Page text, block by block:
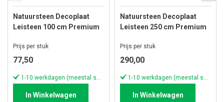
Natuursteen Decoplaat
Leisteen 100 cm Premium
Prijs per stuk
77,50
In Winkelwagen
Natuursteen Decoplaat
Leisteen 250 cm Premium
Prijs per stuk
290,00
In Winkelwagen